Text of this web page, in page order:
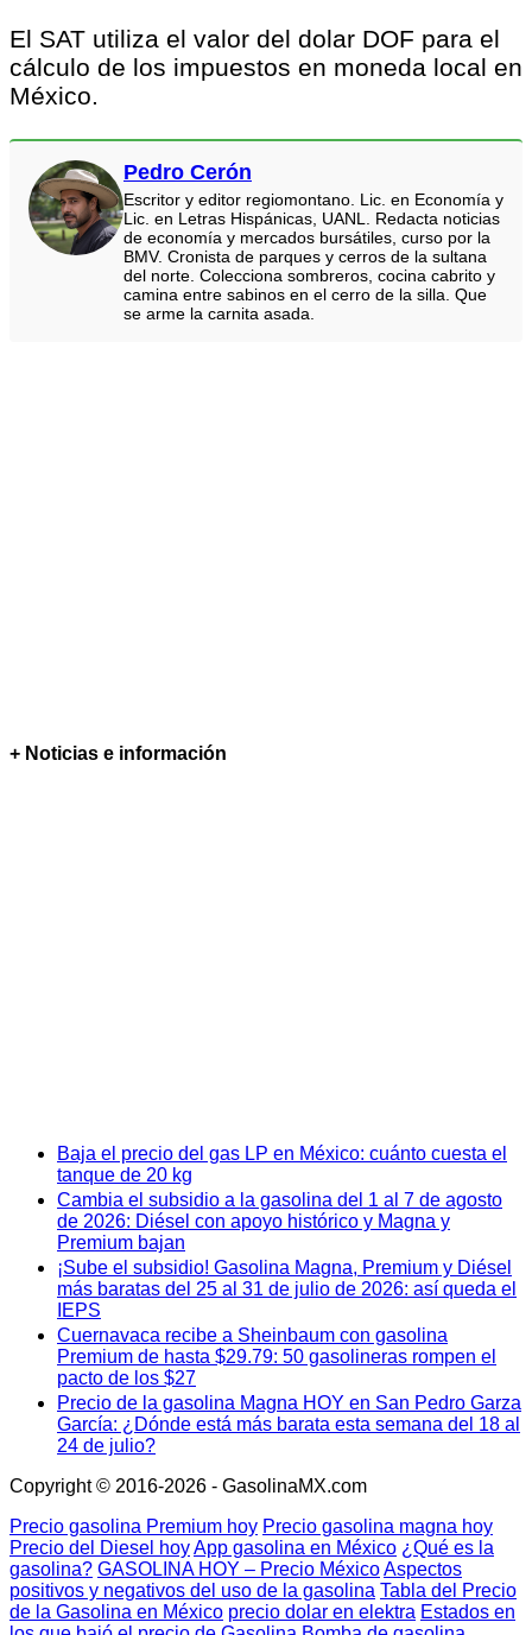
El SAT utiliza el valor del dolar DOF para el
cálculo de los impuestos en moneda local en
México.
Pedro Cerón
Escritor y editor regiomontano. Lic. en Economía y
Lic. en Letras Hispánicas, UANL. Redacta noticias
de economía y mercados bursátiles, curso por la
BMV. Cronista de parques y cerros de la sultana
del norte. Colecciona sombreros, cocina cabrito y
camina entre sabinos en el cerro de la silla. Que
se arme la carnita asada.
+ Noticias e información
Baja el precio del gas LP en México: cuánto cuesta el
tanque de 20 kg
Cambia el subsidio a la gasolina del 1 al 7 de agosto
de 2026: Diésel con apoyo histórico y Magna y
Premium bajan
¡Sube el subsidio! Gasolina Magna, Premium y Diésel
más baratas del 25 al 31 de julio de 2026: así queda el
IEPS
Cuernavaca recibe a Sheinbaum con gasolina
Premium de hasta $29.79: 50 gasolineras rompen el
pacto de los $27
Precio de la gasolina Magna HOY en San Pedro Garza
García: ¿Dónde está más barata esta semana del 18 al
24 de julio?
Copyright © 2016-2026 - GasolinaMX.com
Precio gasolina Premium hoy Precio gasolina magna hoy
Precio del Diesel hoyApp gasolina en México ¿Qué es la
gasolina? GASOLINA HOY – Precio MéxicoAspectos
positivos y negativos del uso de la gasolina Tabla del Precio
de la Gasolina en México precio dolar en elektra Estados en